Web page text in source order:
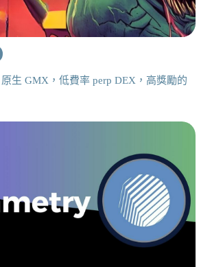
原生 GMX，低費率 perp DEX，高獎勵的